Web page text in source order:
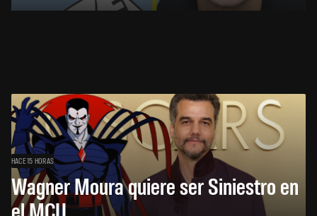
HACE 15 HORAS
Wagner Moura quiere ser Siniestro en